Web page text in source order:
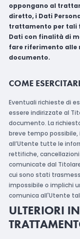
oppongano al
diretto, i Dati
trattamento per tali
Dati con finalità di
fare riferimento alle
documento.
COME
Eventuali richieste di
essere indirizzate al
documento. La
breve tempo
all’Utente tutte le
rettifiche,
comunicate dal
cui sono stati
impossibile o implichi
comunica all'Utente
ULTERIORI